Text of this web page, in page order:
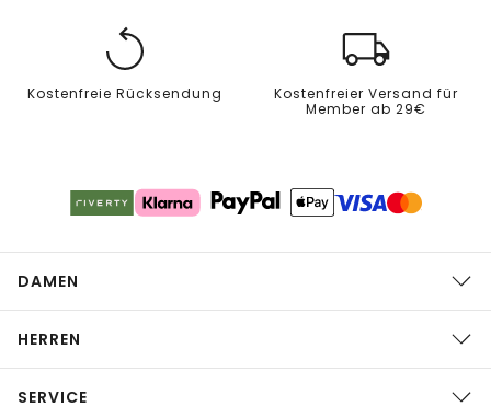
Kostenfreie Rücksendung
Kostenfreier Versand für
Member ab 29€
DAMEN
HERREN
SERVICE